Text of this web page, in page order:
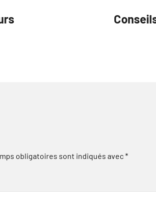
obligatoires sont indiqués avec*